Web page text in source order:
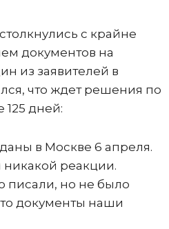
с крайне
документов на
из заявителей в
что ждет решения по
125 дней:
в Москве 6 апреля.
реакции.
писали, но не было
документы наши